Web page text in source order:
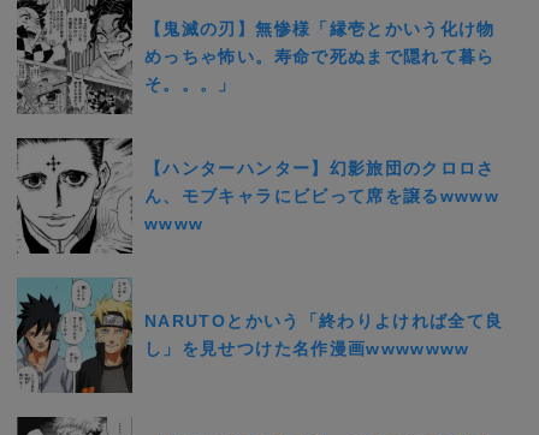
【鬼滅の刃】無惨様「縁壱とかいう化け物
めっちゃ怖い。寿命で死ぬまで隠れて暮ら
そ。。。」
【ハンターハンター】幻影旅団のクロロさ
ん、モブキャラにビビって席を譲るwwww
wwww
NARUTOとかいう「終わりよければ全て良
し」を見せつけた名作漫画wwwwwww